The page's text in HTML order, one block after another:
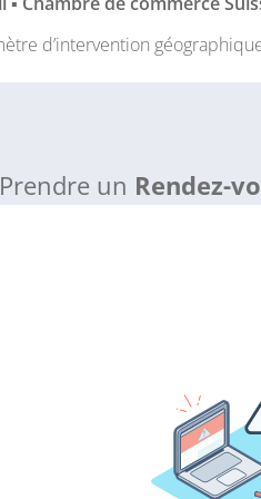
d’intervention
Prendre un Rendez-